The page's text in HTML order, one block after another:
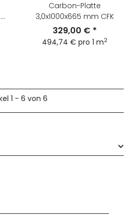
Carbon-Platte
3,0x1000x665 mm CFK
329,00 € *
494,74 € pro 1 m2
1 - 6 von 6